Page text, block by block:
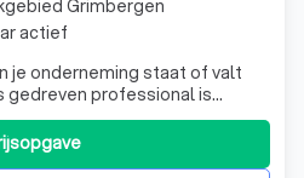
je onderneming staat of valt
gedreven professional is
the next level te groeien,
Grimbergen
actief